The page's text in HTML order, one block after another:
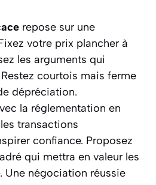
repose sur une
votre prix plancher à
les arguments qui
courtois mais ferme
dépréciation.
la réglementation en
transactions
confiance. Proposez
qui mettra en valeur les
Une négociation réussie